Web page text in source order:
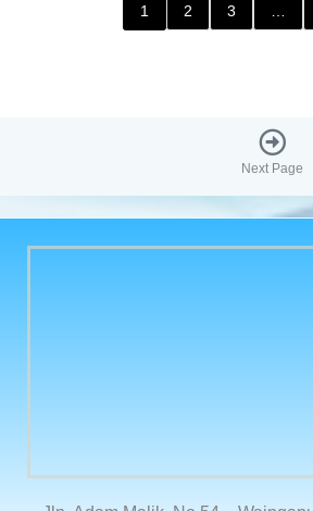
1 2 3
Next Page